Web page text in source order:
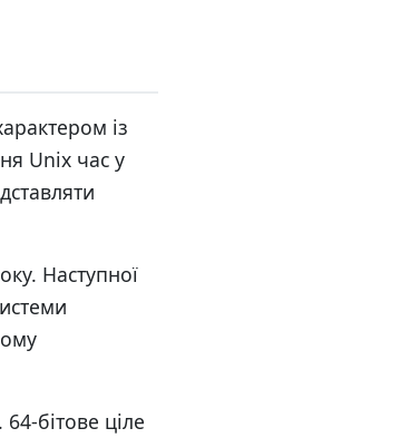
із
Unix час у
Наступної
бітове ціле